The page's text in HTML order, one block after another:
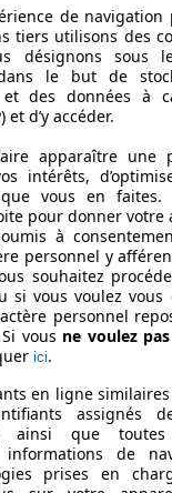
de navigation
tiers utilisons des
désignons sous
le but de
des données à
d’y accéder.
apparaître une
intérêts,
vous en faites.
pour donner votre
à
personnel y
souhaitez
si vous voulez vous
personnel
vous ne voulez
ici.
en ligne
assignés
ainsi que
de
prises en